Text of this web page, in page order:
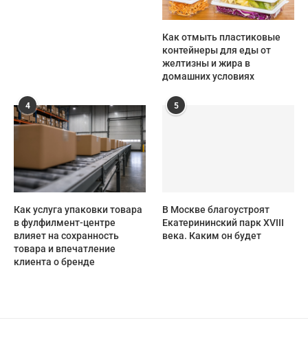
Как отмыть пластиковые
контейнеры для еды от
желтизны и жира в
домашних условиях
4
Как услуга упаковки товара
в фулфилмент-центре
влияет на сохранность
товара и впечатление
клиента о бренде
5
В Москве благоустроят
Екатерининский парк XVIII
века. Каким он будет